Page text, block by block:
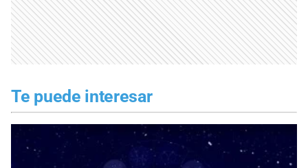
Te puede interesar